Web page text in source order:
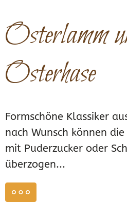
Osterlamm
Osterhase
Formschöne Klassiker
nach Wunsch können die
mit Puderzucker oder
überzogen...